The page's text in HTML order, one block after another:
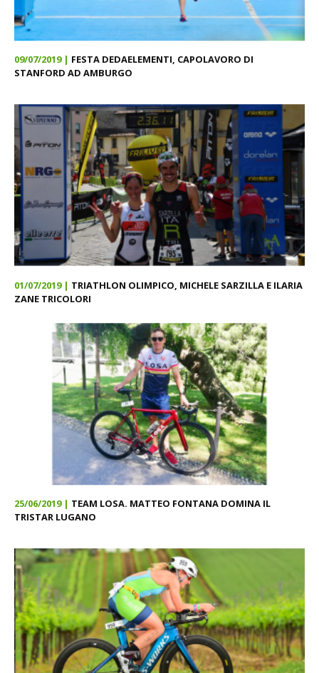
09/07/2019 | FESTA DEDAELEMENTI, CAPOLAVORO DI
STANFORD AD AMBURGO
01/07/2019 | TRIATHLON OLIMPICO, MICHELE SARZILLA E ILARIA
ZANE TRICOLORI
25/06/2019 | TEAM LOSA. MATTEO FONTANA DOMINA IL
TRISTAR LUGANO